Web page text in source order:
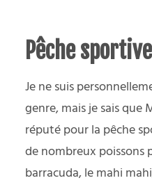
Pêche sportive
Je ne suis
genre, mais je sais que
réputé pour la pêche
de nombreux poissons
barracuda, le mahi